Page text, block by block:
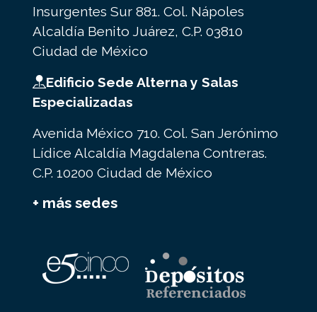
Insurgentes Sur 881. Col. Nápoles
Alcaldía Benito Juárez, C.P. 03810
Ciudad de México
Edificio Sede Alterna y Salas
Especializadas
Avenida México 710. Col. San Jerónimo
Lídice Alcaldía Magdalena Contreras.
C.P. 10200 Ciudad de México
+ más sedes